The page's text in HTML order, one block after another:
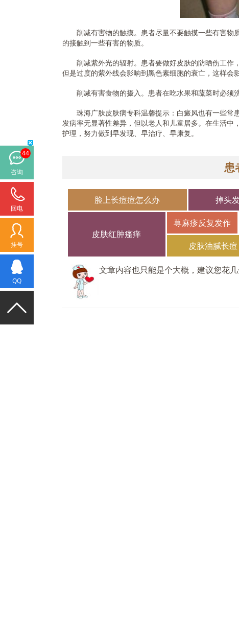
削减有害物的触摸。患者尽量不要触摸一些有害物
的接触到一些有害的物质。
削减紫外光的辐射。患者要做好皮肤的防晒伤工作
但是过度的紫外线会影响到黑色素细胞的衰亡，这样会
削减有害食物的摄入。患者在吃水果和蔬菜时必须
珠海广肤皮肤病专科温馨提示：白癜风也有一些常
发病率无显著性差异，但以老人和儿童居多。在生活
护理，努力做到早发现、早治疗、早康复。
患
脸上长痘痘怎么办
掉头
皮肤红肿瘙痒
荨麻疹反复发作
皮肤油腻长痘
文章内容也只能是个大概，建议您花
44
咨询
回电
挂号
QQ